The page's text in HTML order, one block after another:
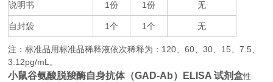
说明书 1份 1份 无
自封袋 1个 1个 无
注：标准品用标准品稀释液依次稀释为： 120、60、30、 15、7.5、
3.12pg/mL。
小鼠谷氨酸脱羧酶自身抗体（GAD-Ab）ELISA 试剂盒性